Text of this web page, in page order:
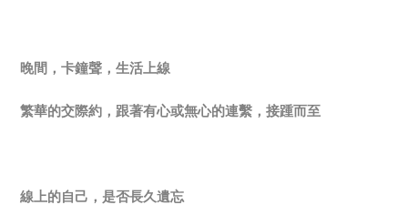
晚間，卡鐘聲，生活上線
繁華的交際約，跟著有心或無心的連繫，接踵而至
線上的自己，是否長久遺忘